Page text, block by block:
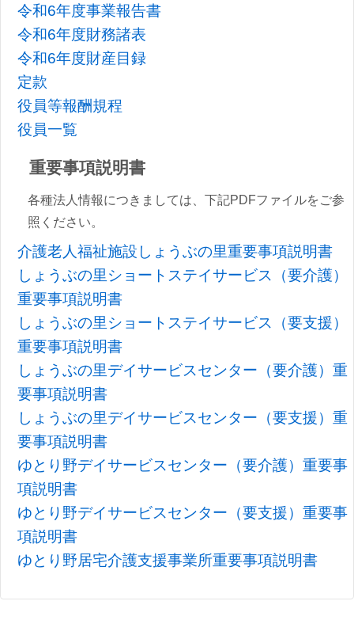
令和6年度事業報告書
令和6年度財務諸表
令和6年度財産目録
定款
役員等報酬規程
役員一覧
重要事項説明書
各種法人情報につきましては、下記PDFファイルをご参
照ください。
介護老人福祉施設しょうぶの里重要事項説明書
しょうぶの里ショートステイサービス（要介護）
重要事項説明書
しょうぶの里ショートステイサービス（要支援）
重要事項説明書
しょうぶの里デイサービスセンター（要介護）重
要事項説明書
しょうぶの里デイサービスセンター（要支援）重
要事項説明書
ゆとり野デイサービスセンター（要介護）重要事
項説明書
ゆとり野デイサービスセンター（要支援）重要事
項説明書
ゆとり野居宅介護支援事業所重要事項説明書